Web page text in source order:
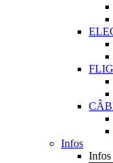
Infos
Infos